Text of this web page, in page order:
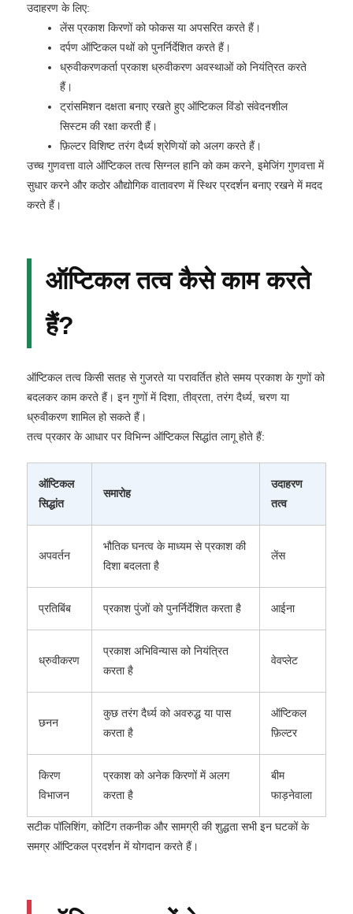
उदाहरण के लिए:
लेंस प्रकाश किरणों को फोकस या अपसरित करते हैं।
दर्पण ऑप्टिकल पथों को पुनर्निर्देशित करते हैं।
ध्रुवीकरणकर्ता प्रकाश ध्रुवीकरण अवस्थाओं को नियंत्रित करते
हैं।
ट्रांसमिशन दक्षता बनाए रखते हुए ऑप्टिकल विंडो संवेदनशील
सिस्टम की रक्षा करती हैं।
फ़िल्टर विशिष्ट तरंग दैर्ध्य श्रेणियों को अलग करते हैं।
उच्च गुणवत्ता वाले ऑप्टिकल तत्व सिग्नल हानि को कम करने, इमेजिंग गुणवत्ता में
सुधार करने और कठोर औद्योगिक वातावरण में स्थिर प्रदर्शन बनाए रखने में मदद
करते हैं।
ऑप्टिकल तत्व कैसे काम करते
हैं?
ऑप्टिकल तत्व किसी सतह से गुजरते या परावर्तित होते समय प्रकाश के गुणों को
बदलकर काम करते हैं। इन गुणों में दिशा, तीव्रता, तरंग दैर्ध्य, चरण या
ध्रुवीकरण शामिल हो सकते हैं।
तत्व प्रकार के आधार पर विभिन्न ऑप्टिकल सिद्धांत लागू होते हैं:
ऑप्टिकल
सिद्धांत
समारोह
उदाहरण
तत्व
अपवर्तन
भौतिक घनत्व के माध्यम से प्रकाश की
दिशा बदलता है
लेंस
प्रतिबिंब प्रकाश पुंजों को पुनर्निर्देशित करता है आईना
ध्रुवीकरण
प्रकाश अभिविन्यास को नियंत्रित
करता है
वेवप्लेट
छनन
कुछ तरंग दैर्ध्य को अवरुद्ध या पास
करता है
ऑप्टिकल
फ़िल्टर
किरण
विभाजन
प्रकाश को अनेक किरणों में अलग
करता है
बीम
फाड़नेवाला
सटीक पॉलिशिंग, कोटिंग तकनीक और सामग्री की शुद्धता सभी इन घटकों के
समग्र ऑप्टिकल प्रदर्शन में योगदान करते हैं।